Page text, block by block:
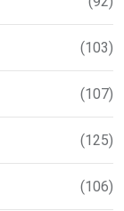
(103)
(107)
(125)
(106)